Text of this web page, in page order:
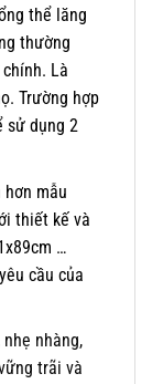
thể lăng
thường
Là
Trường hợp
sử dụng 2
mẫu
thiết kế và
…
cầu của
nhàng,
trãi và